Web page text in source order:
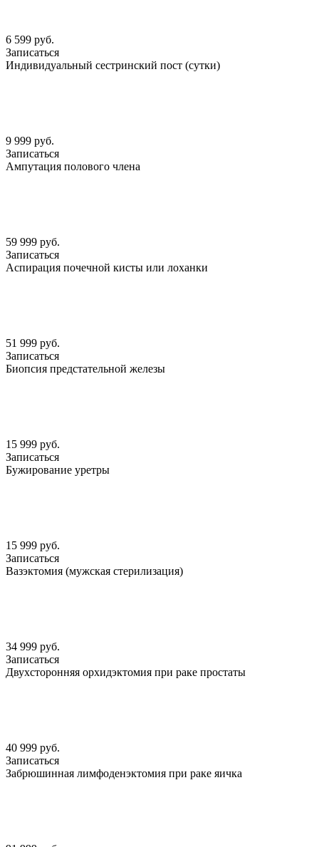
6 599 руб.
Записаться
Индивидуальный сестринский пост (сутки)
9 999 руб.
Записаться
Ампутация полового члена
59 999 руб.
Записаться
Аспирация почечной кисты или лоханки
51 999 руб.
Записаться
Биопсия предстательной железы
15 999 руб.
Записаться
Бужирование уретры
15 999 руб.
Записаться
Вазэктомия (мужская стерилизация)
34 999 руб.
Записаться
Двухсторонняя орхидэктомия при раке простаты
40 999 руб.
Записаться
Забрюшинная лимфоденэктомия при раке яичка